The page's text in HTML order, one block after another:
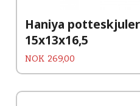
Haniya
15x13x16,5
Pris
NOK 269,00